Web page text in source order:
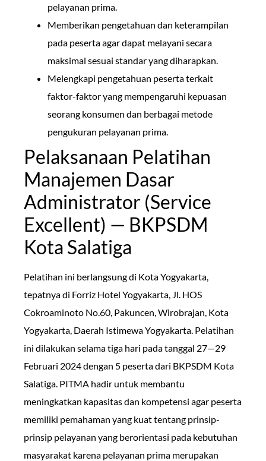
pelayanan prima.
Memberikan pengetahuan dan keterampilan
pada peserta agar dapat melayani secara
maksimal sesuai standar yang diharapkan.
Melengkapi pengetahuan peserta terkait
faktor-faktor yang mempengaruhi kepuasan
seorang konsumen dan berbagai metode
pengukuran pelayanan prima.
Pelaksanaan Pelatihan
Manajemen Dasar
Administrator (Service
Excellent) — BKPSDM
Kota Salatiga
Pelatihan ini berlangsung di Kota Yogyakarta,
tepatnya di Forriz Hotel Yogyakarta, Jl. HOS
Cokroaminoto No.60, Pakuncen, Wirobrajan, Kota
Yogyakarta, Daerah Istimewa Yogyakarta. Pelatihan
ini dilakukan selama tiga hari pada tanggal 27—29
Februari 2024 dengan 5 peserta dari BKPSDM Kota
Salatiga. PITMA hadir untuk membantu
meningkatkan kapasitas dan kompetensi agar peserta
memiliki pemahaman yang kuat tentang prinsip-
prinsip pelayanan yang berorientasi pada kebutuhan
masyarakat karena pelayanan prima merupakan